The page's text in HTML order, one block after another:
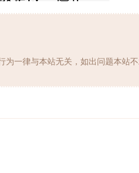
一律与本站无关，如出问题本站